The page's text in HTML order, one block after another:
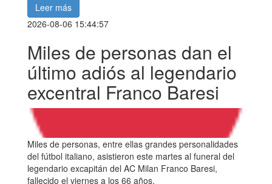
Leer más
2026-08-06 15:44:57
Miles de personas dan el
último adiós al legendario
excentral Franco Baresi
Miles de personas, entre ellas grandes personalidades
del fútbol italiano, asistieron este martes al funeral del
legendario excapitán del AC Milan Franco Baresi,
fallecido el viernes a los 66 años.